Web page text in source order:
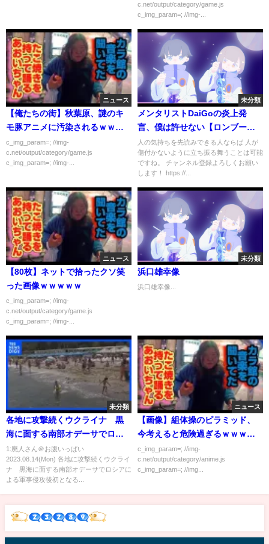
c.net/output/category/game.js
c_img_param=; //img-...
ニュース
【俺たちの街】秋葉原、謎のキ
モ豚アニメに汚染されるｗｗｗ
ｗｗ
c_img_param=; //img-
c.net/output/category/game.js
c_img_param=; //img-...
未分類
メンタリストDaiGoの炎上発
言、僕は許せない【ロンブー
淳】
人の気持ちを先読みできる人ならば 人が
傷付かないように立ち振る舞うことは可能
ですね。 チャンネル登録よろしくお願い
します！ https://...
ニュース
【80枚】ネットで拾ったクソ笑
った画像ｗｗｗｗｗ
c_img_param=; //img-
c.net/output/category/game.js
c_img_param=; //img-...
未分類
浜口雄幸像
浜口雄幸像...
未分類
各地に攻撃続くウクライナ 黒
海に面する南部オデーサでロシ
アによる軍事侵攻後初となる海
開き「やっと泳げるようになっ
た」｜TBS NEWS DIG
1:廃人さん＠お腹いっぱい
2023.08.14(Mon) 各地に攻撃続くウクライ
ナ 黒海に面する南部オデーサでロシアに
よる軍事侵攻後初となる...
ニュース
【画像】組体操のピラミッド、
今考えると危険過ぎるｗｗｗｗ
ｗ
c_img_param=; //img-
c.net/output/category/anime.js
c_img_param=; //img...